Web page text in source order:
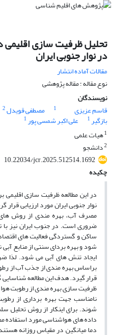
تحلیل ظرفیت سازی اقلیمی
در نوار جنوبی ایران
مقالات آماده انتشار
نوع مقاله : مقاله پژوهشی
نویسندگان
قاسم عزیزی
1 مصطفی قویدل2
بازگیر1 علی اکبر شمسی پور1
1هیات علمی
2دانشجو
10.22034/jcr.2025.512514.1692
چکیده
در این مطالعه ظرفیت سازی
نوار جنوبی ایران مورد ارزیابی
مصرف آب، بهره مندی از روش
ضروری است. در جنوب ایران نیز با
ساکن و گستردگی فعالیت های
شود و بهره بردای سنتی از منابع
ایجاد تنش های آبی می شود. لذا
براساس بهره مندی از جذب آب از
قرار گیرد. هدف این مطالعه
ظرفیت سازی بهره مندی از رطوبت
نامناسب جهت بهره برداری از
شوند. برای اینکار از روش تحلیل
داده های هواشناسی مورد استفاده